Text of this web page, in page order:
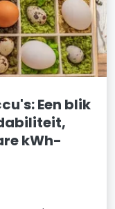
Een blik
kWh-